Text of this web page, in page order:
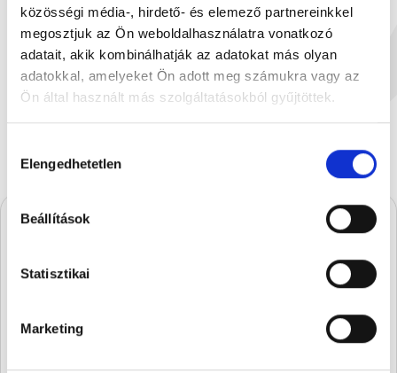
közösségi média-, hirdető- és elemező partnereinkkel
megosztjuk az Ön weboldalhasználatra vonatkozó
adatait, akik kombinálhatják az adatokat más olyan
adatokkal, amelyeket Ön adott meg számukra vagy az
Ön által használt más szolgáltatásokból gyűjtöttek.
kiválasztása
Elengedhetetlen
Beállítások
Statisztikai
Marketing
30 g
450 Ft
készül valami.
szezon legédesebb újdonságairól.